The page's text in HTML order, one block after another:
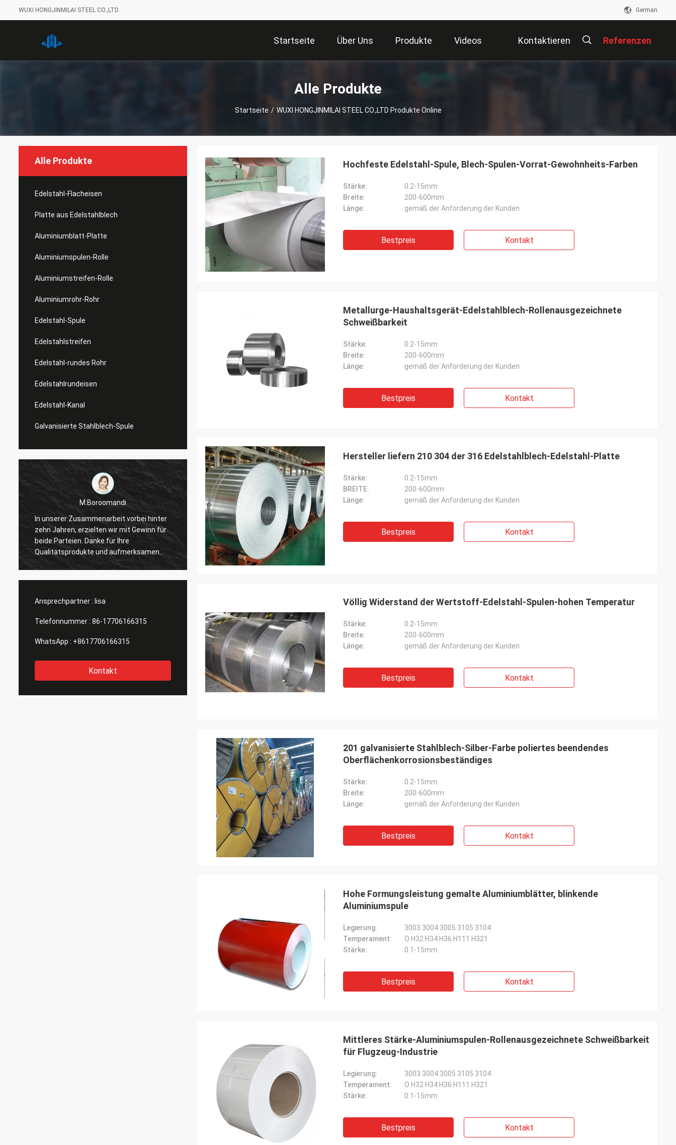
WUXI HONGJINMILAI STEEL CO.,LTD German
Startseite Über Uns Produkte Videos Kontaktieren Referenzen
Alle Produkte
Startseite / WUXI HONGJINMILAI STEEL CO.,LTD Produkte Online
Alle Produkte
Edelstahl-Flacheisen
Platte aus Edelstahlblech
Aluminiumblatt-Platte
Aluminiumspulen-Rolle
Aluminiumstreifen-Rolle
Aluminiumrohr-Rohr
Edelstahl-Spule
Edelstahlstreifen
Edelstahl-rundes Rohr
Edelstahlrundeisen
Edelstahl-Kanal
Galvanisierte Stahlblech-Spule
M.Boroomandi
In unserer Zusammenarbeit vorbei hinter
zehn Jahren, erzielten wir mit Gewinn für
beide Parteien. Danke für Ihre
Qualitätsprodukte und aufmerksamen
Service. Unser Geschäft hat großes
M.Boroomandi
In unserer Zusammenarbeit vorbei hinter
zehn Jahren, erzielten wir mit Gewinn für
beide Parteien. Danke für Ihre
Qualitätsprodukte und aufmerksamen
Service. Unser Geschäft hat großes
Ansprechpartner : lisa
Telefonnummer : 86-17706166315
WhatsApp : +8617706166315
Kontakt
Hochfeste Edelstahl-Spule, Blech-Spulen-Vorrat-Gewohnheits-Farben
Stärke:
0.2-15mm
Breite:
200-600mm
Länge:
gemäß der Anforderung der Kunden
Bestpreis Kontakt
Metallurge-Haushaltsgerät-Edelstahlblech-Rollenausgezeichnete
Schweißbarkeit
Stärke:
0.2-15mm
Breite:
200-600mm
Länge:
gemäß der Anforderung der Kunden
Bestpreis Kontakt
Hersteller liefern 210 304 der 316 Edelstahlblech-Edelstahl-Platte
Stärke:
0.2-15mm
BREITE:
200-600mm
Länge:
gemäß der Anforderung der Kunden
Bestpreis Kontakt
Völlig Widerstand der Wertstoff-Edelstahl-Spulen-hohen Temperatur
Stärke:
0.2-15mm
Breite:
200-600mm
Länge:
gemäß der Anforderung der Kunden
Bestpreis Kontakt
201 galvanisierte Stahlblech-Silber-Farbe poliertes beendendes
Oberflächenkorrosionsbeständiges
Stärke:
0.2-15mm
Breite:
200-600mm
Länge:
gemäß der Anforderung der Kunden
Bestpreis Kontakt
Hohe Formungsleistung gemalte Aluminiumblätter, blinkende
Aluminiumspule
Legierung:
3003 3004 3005 3105 3104
Temperament:
O H32 H34 H36 H111 H321
Stärke:
0.1-15mm
Bestpreis Kontakt
Mittleres Stärke-Aluminiumspulen-Rollenausgezeichnete Schweißbarkeit
für Flugzeug-Industrie
Legierung:
3003 3004 3005 3105 3104
Temperament:
O H32 H34 H36 H111 H321
Stärke:
0.1-15mm
Bestpreis Kontakt